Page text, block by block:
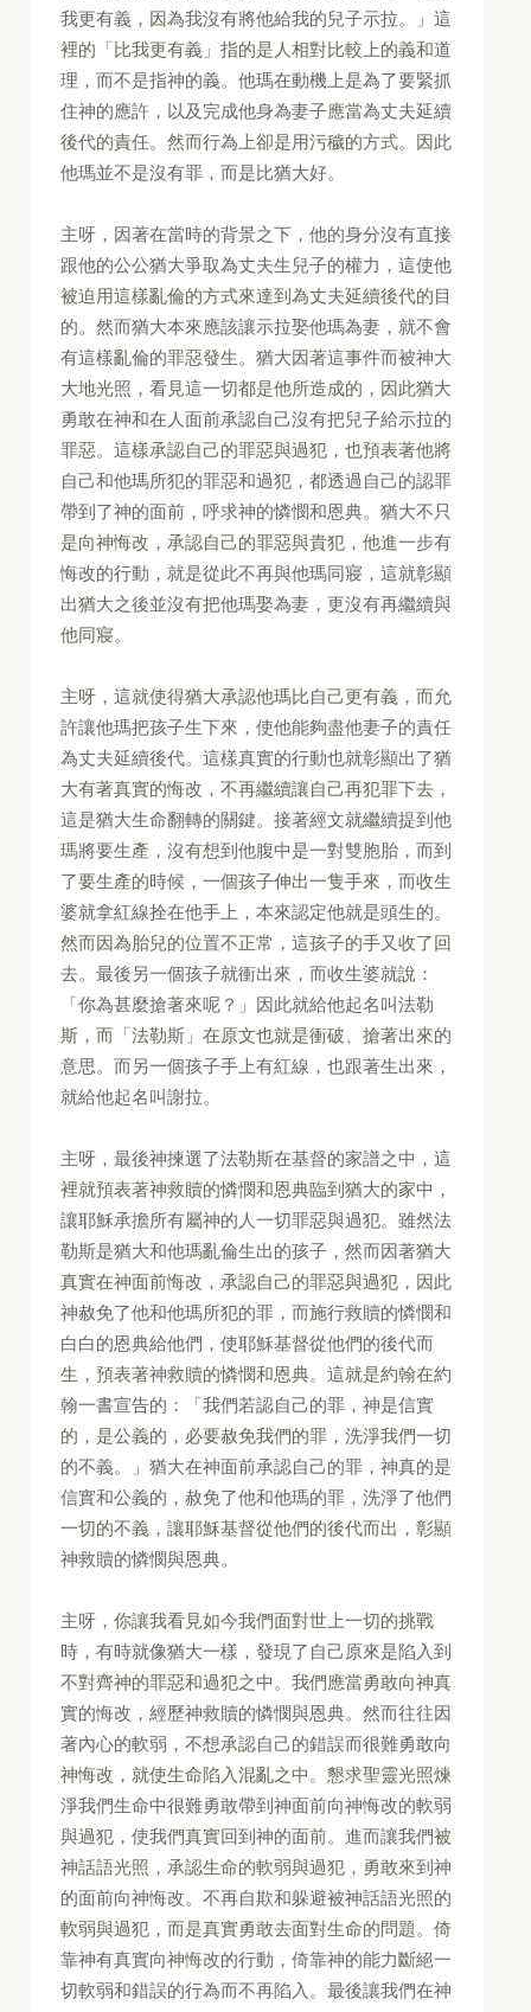
我更有義，因為我沒有將他給我的兒子示拉。」這
裡的「比我更有義」指的是人相對比較上的義和道
理，而不是指神的義。他瑪在動機上是為了要緊抓
住神的應許，以及完成他身為妻子應當為丈夫延續
後代的責任。然而行為上卻是用污穢的方式。因此
他瑪並不是沒有罪，而是比猶大好。
主呀，因著在當時的背景之下，他的身分沒有直接
跟他的公公猶大爭取為丈夫生兒子的權力，這使他
被迫用這樣亂倫的方式來達到為丈夫延續後代的目
的。然而猶大本來應該讓示拉娶他瑪為妻，就不會
有這樣亂倫的罪惡發生。猶大因著這事件而被神大
大地光照，看見這一切都是他所造成的，因此猶大
勇敢在神和在人面前承認自己沒有把兒子給示拉的
罪惡。這樣承認自己的罪惡與過犯，也預表著他將
自己和他瑪所犯的罪惡和過犯，都透過自己的認罪
帶到了神的面前，呼求神的憐憫和恩典。猶大不只
是向神悔改，承認自己的罪惡與貴犯，他進一步有
悔改的行動，就是從此不再與他瑪同寢，這就彰顯
出猶大之後並沒有把他瑪娶為妻，更沒有再繼續與
他同寢。
主呀，這就使得猶大承認他瑪比自己更有義，而允
許讓他瑪把孩子生下來，使他能夠盡他妻子的責任
為丈夫延續後代。這樣真實的行動也就彰顯出了猶
大有著真實的悔改，不再繼續讓自己再犯罪下去，
這是猶大生命翻轉的關鍵。接著經文就繼續提到他
瑪將要生產，沒有想到他腹中是一對雙胞胎，而到
了要生產的時候，一個孩子伸出一隻手來，而收生
婆就拿紅線拴在他手上，本來認定他就是頭生的。
然而因為胎兒的位置不正常，這孩子的手又收了回
去。最後另一個孩子就衝出來，而收生婆就說：
「你為甚麼搶著來呢？」因此就給他起名叫法勒
斯，而「法勒斯」在原文也就是衝破、搶著出來的
意思。而另一個孩子手上有紅線，也跟著生出來，
就給他起名叫謝拉。
主呀，最後神揀選了法勒斯在基督的家譜之中，這
裡就預表著神救贖的憐憫和恩典臨到猶大的家中，
讓耶穌承擔所有屬神的人一切罪惡與過犯。雖然法
勒斯是猶大和他瑪亂倫生出的孩子，然而因著猶大
真實在神面前悔改，承認自己的罪惡與過犯，因此
神赦免了他和他瑪所犯的罪，而施行救贖的憐憫和
白白的恩典給他們，使耶穌基督從他們的後代而
生，預表著神救贖的憐憫和恩典。這就是約翰在約
翰一書宣告的：「我們若認自己的罪，神是信實
的，是公義的，必要赦免我們的罪，洗淨我們一切
的不義。」猶大在神面前承認自己的罪，神真的是
信實和公義的，赦免了他和他瑪的罪，洗淨了他們
一切的不義，讓耶穌基督從他們的後代而出，彰顯
神救贖的憐憫與恩典。
主呀，你讓我看見如今我們面對世上一切的挑戰
時，有時就像猶大一樣，發現了自己原來是陷入到
不對齊神的罪惡和過犯之中。我們應當勇敢向神真
實的悔改，經歷神救贖的憐憫與恩典。然而往往因
著內心的軟弱，不想承認自己的錯誤而很難勇敢向
神悔改，就使生命陷入混亂之中。懇求聖靈光照煉
淨我們生命中很難勇敢帶到神面前向神悔改的軟弱
與過犯，使我們真實回到神的面前。進而讓我們被
神話語光照，承認生命的軟弱與過犯，勇敢來到神
的面前向神悔改。不再自欺和躲避被神話語光照的
軟弱與過犯，而是真實勇敢去面對生命的問題。倚
靠神有真實向神悔改的行動，倚靠神的能力斷絕一
切軟弱和錯誤的行為而不再陷入。最後讓我們在神